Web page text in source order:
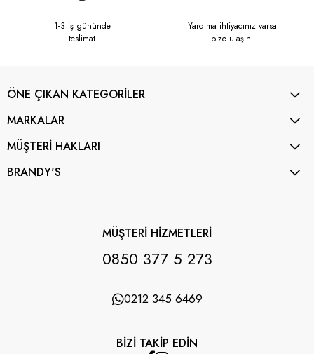
1-3 iş gününde
teslimat
Yardıma ihtiyacınız varsa
bize ulaşın.
ÖNE ÇIKAN KATEGORİLER
MARKALAR
MÜŞTERİ HAKLARI
BRANDY'S
MÜŞTERİ HİZMETLERİ
0850 377 5 273
0212 345 6469
BİZİ TAKİP EDİN